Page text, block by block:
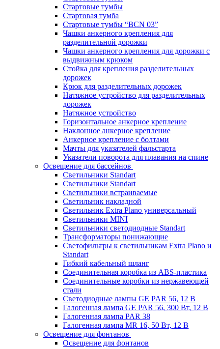
Стартовые тумбы
Стартовая тумба
Стартовые тумбы “BCN 03”
Чашки анкерного крепления для
разделительной дорожки
Чашки анкерного крепления для дорожки с
выдвижным крюком
Стойка для крепления разделительных
дорожек
Крюк для разделительных дорожек
Натяжное устройство для разделительных
дорожек
Натяжное устройство
Горизонтальное анкерное крепление
Наклонное анкерное крепление
Анкерное крепление с болтами
Мачты для указателей фальстарта
Указатели поворота для плавания на спине
Освещение для бассейнов
Светильники Standart
Светильники Standart
Светильники встраиваемые
Светильник накладной
Светильник Extra Plano универсальный
Светильники MINI
Светильники светодиодные Standart
Трансформаторы понижающие
Светофильтры к светильникам Extra Plano и
Standart
Гибкий кабельный шланг
Соединительная коробка из ABS-пластика
Соединительные коробки из нержавеющей
стали
Светодиодные лампы GE PAR 56, 12 В
Галогенная лампа GE PAR 56, 300 Вт, 12 В
Галогенная лампа PAR 38
Галогенная лампа MR 16, 50 Вт, 12 В
Освещение для фонтанов
Освещение для фонтанов